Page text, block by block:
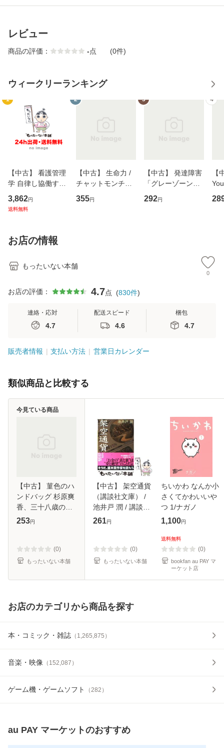
レビュー
商品の評価： -点 (0件)
ウィークリーランキング
1
【中古】 看護管理
学 自律し協働する
専門職の看護マネ
ジメントスキル 改
恵 藤本幸三 / 南江
堂 [単行
3,862円
送料無料
2
【中古】 生命力 /
チャットモンチー /
キューンレコード
[CD]【メール便送
355円
3
【中古】 発達障害
「グレーゾーン」
その正しい理解と
克服法 (SB新書 57
292円
4
【
のが
お店の情報
もったいない本舗
0
お店の評価： 4.7点 (830件)
連絡・応対
4.7
配送スピード
4.6
梱包
4.7
販売者情報 支払い方法 営業日カレンダー
類似商品と比較する
【中古】 菫色のハ
ンドバッグ 杉原爽
香、三十八歳の冬
(光文社文庫) / 赤川
無料】
253円
(0)
もったいない本舗
今見ている商品
【中古】 架空通貨
（講談社文庫） /
池井戸 潤 / 講談社
[文庫]【メール便送
261円
(0)
もったいない本舗
ちいかわ なんか小
さくてかわいいや
つ 1/ナガノ
1,100円
送料無料
(0)
bookfan au PAY マ
ーケット店
お店のカテゴリから商品を探す
本・コミック・雑誌 （ 1,265,875 ）
音楽・映像 （ 152,087 ）
ゲーム機・ゲームソフト （282 ）
au PAY マーケットのおすすめ